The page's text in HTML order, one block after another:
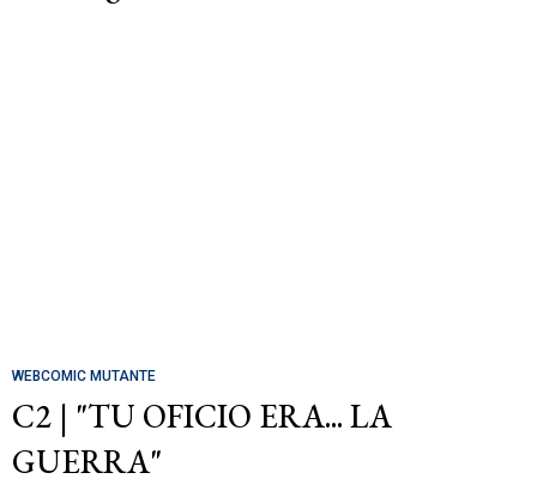
WEBCOMIC MUTANTE
C2 | "TU OFICIO ERA... LA
GUERRA"